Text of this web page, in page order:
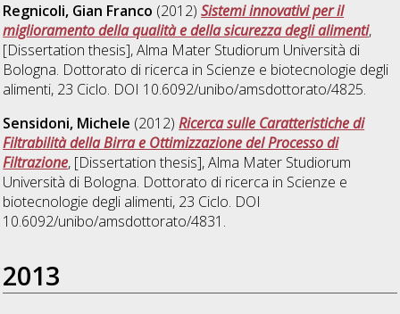
Regnicoli, Gian Franco (2012)Sistemi innovativi per il
miglioramento della qualità e della sicurezza degli alimenti,
[Dissertation thesis], Alma Mater Studiorum Università di
Bologna. Dottorato di ricerca in Scienze e biotecnologie degli
alimenti, 23 Ciclo. DOI 10.6092/unibo/amsdottorato/4825.
Sensidoni, Michele (2012)Ricerca sulle Caratteristiche di
Filtrabilità della Birra e Ottimizzazione del Processo di
Filtrazione, [Dissertation thesis], Alma Mater Studiorum
Università di Bologna. Dottorato di ricerca in Scienze e
biotecnologie degli alimenti, 23 Ciclo. DOI
10.6092/unibo/amsdottorato/4831.
2013